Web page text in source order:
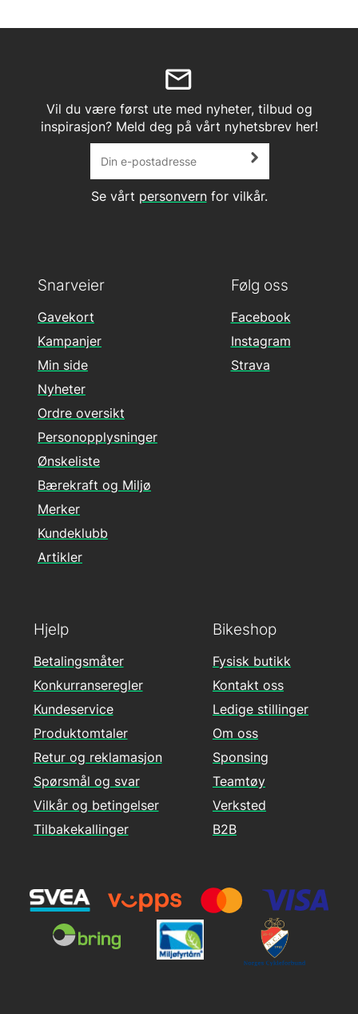
Vil du være først ute med nyheter, tilbud og
inspirasjon? Meld deg på vårt nyhetsbrev her!
Se vårt personvernfor vilkår.
Følg oss
Facebook
Instagram
Strava
Hjelp
Betalingsmåter
Konkurranseregler
Kundeservice
Produktomtaler
Retur og reklamasjon
Spørsmål og svar
Vilkår og betingelser
Tilbakekallinger
Snarveier
Gavekort
Kampanjer
Min side
Nyheter
Ordre oversikt
Personopplysninger
Ønskeliste
Bærekraft og Miljø
Merker
Kundeklubb
Artikler
Bikeshop
Fysisk butikk
Kontakt oss
Ledige stillinger
Om oss
Sponsing
Teamtøy
Verksted
B2B